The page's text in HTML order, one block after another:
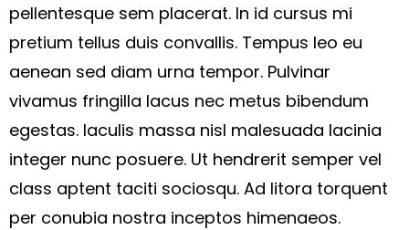
pellentesque sem placerat. In id cursus mi
pretium tellus duis convallis. Tempus leo eu
aenean sed diam urna tempor. Pulvinar
vivamus fringilla lacus nec metus bibendum
egestas. Iaculis massa nisl malesuada lacinia
integer nunc posuere. Ut hendrerit semper vel
class aptent taciti sociosqu. Ad litora torquent
per conubia nostra inceptos himenaeos.